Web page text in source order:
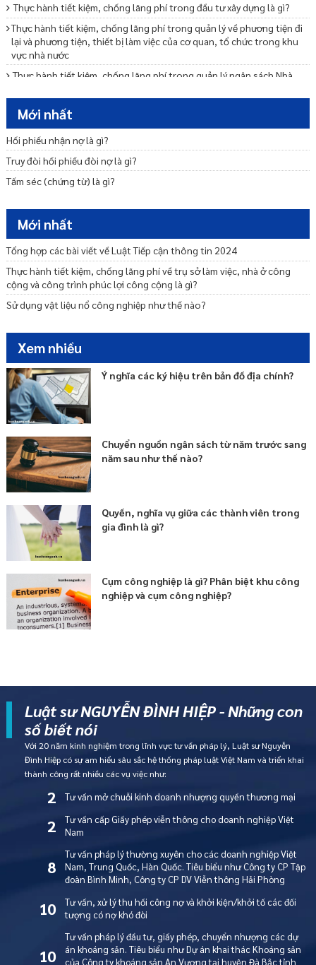
Thực hành tiết kiệm, chống lãng phí trong đầu tư xây dựng là gì?
Thực hành tiết kiệm, chống lãng phí trong quản lý về phương tiện đi
lại và phương tiện, thiết bị làm việc của cơ quan, tổ chức trong khu
vực nhà nước
Thực hành tiết kiệm, chống lãng phí trong quản lý ngân sách Nhà
Thực hành tiết kiệm, chống lãng phí trong việc ban hành, thực hiện
định mức, tiêu chuẩn, chế độ như thế nào?
Xử lý thông tin phát hiện lãng phí như thế nào?
Tại sao phải công khai về thực hành tiết kiệm, chống lãng phí?
Biện pháp tạm thời trong phòng, chống rửa tiền là gì?
Quyền tự do báo chí, quyền tự do ngôn luận trên báo chí của công
dân được quy định ra sao?
Mới nhất
Hối phiếu nhận nợ là gì?
Truy đòi hối phiếu đòi nợ là gì?
Tấm séc (chứng từ) là gì?
Mới nhất
Tổng hợp các bài viết về Luật Tiếp cận thông tin 2024
Thực hành tiết kiệm, chống lãng phí về trụ sở làm việc, nhà ở công
cộng và công trình phúc lợi công cộng là gì?
Sử dụng vật liệu nổ công nghiệp như thế nào?
Xem nhiều
Ý nghĩa các ký hiệu trên bản đồ địa chính?
Chuyển nguồn ngân sách từ năm trước sang
năm sau như thế nào?
Quyền, nghĩa vụ giữa các thành viên trong
gia đình là gì?
Cụm công nghiệp là gì? Phân biệt khu công
nghiệp và cụm công nghiệp?
Luật sư NGUYỄN ĐÌNH HIỆP - Những con
số biết nói
Với 20 năm kinh nghiệm trong lĩnh vực tư vấn pháp lý, Luật sư Nguyễn
Đình Hiệp có sự am hiểu sâu sắc hệ thống pháp luật Việt Nam và triển khai
thành công rất nhiều các vụ việc như:
2 Tư vấn mở chuỗi kinh doanh nhượng quyền thương mại
2
Tư vấn cấp Giấy phép viễn thông cho doanh nghiệp Việt
Nam
8
Tư vấn pháp lý thường xuyên cho các doanh nghiệp Việt
Nam, Trung Quốc, Hàn Quốc. Tiêu biểu như Công ty CP Tập
đoàn Bình Minh, Công ty CP DV Viễn thông Hải Phòng
10
Tư vấn, xử lý thu hồi công nợ và khởi kiện/khởi tố các đối
tượng có nợ khó đòi
10
Tư vấn pháp lý đầu tư, giấy phép, chuyển nhượng các dự
án khoáng sản. Tiêu biểu như Dự án khai thác Khoáng sản
của Công ty khoáng sản An Vượng tại huyện Đà Bắc tỉnh